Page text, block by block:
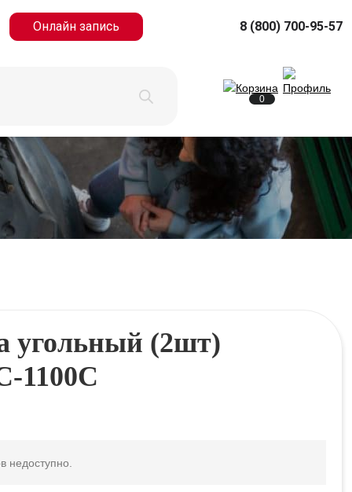
Онлайн запись 8 (800) 700-95-57
0
угольный (2шт)
1100C
недоступно.